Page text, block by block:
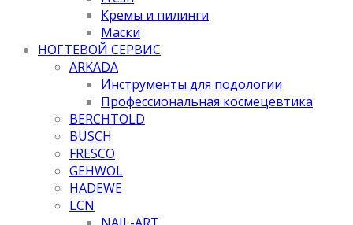
Кремы и пилинги
Маски
НОГТЕВОЙ СЕРВИС
ARKADA
Инструменты для подологии
Профессиональная космецевтика
BERCHTOLD
BUSCH
FRESCO
GEHWOL
HADEWE
LCN